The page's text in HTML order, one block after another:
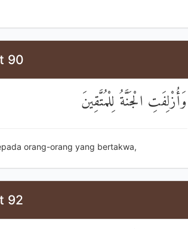
90
وَأُزْلِفَتِ الْجَنَّةُ لِلْمُتَّقِينَ
orang-orang yang bertakwa,
92